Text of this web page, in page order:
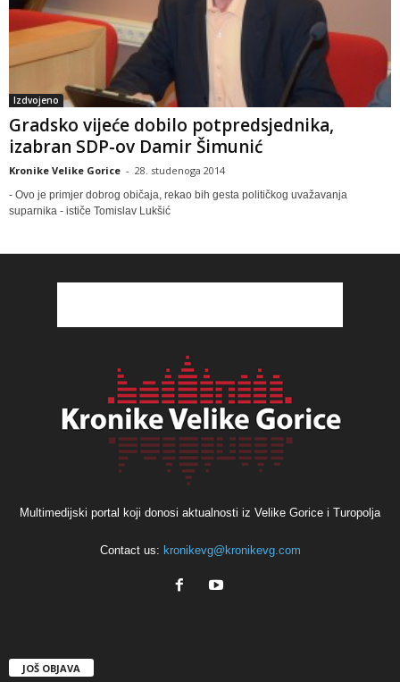
Izdvojeno
Gradsko vijeće dobilo potpredsjednika,
izabran SDP-ov Damir Šimunić
Kronike Velike Gorice - 28. studenoga 2014
- Ovo je primjer dobrog običaja, rekao bih gesta političkog uvažavanja
suparnika - ističe Tomislav Lukšić
Multimedijski portal koji donosi aktualnosti iz Velike Gorice i Turopolja
Contact us: kronikevg@kronikevg.com
JOŠ OBJAVA